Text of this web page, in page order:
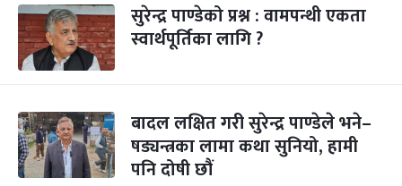
सुरेन्द्र पाण्डेको प्रश्न : वामपन्थी एकता
स्वार्थपूर्तिका लागि ?
बादल लक्षित गरी सुरेन्द्र पाण्डेले भने–
षड्यन्त्रका लामा कथा सुनियो, हामी
पनि दोषी छौं